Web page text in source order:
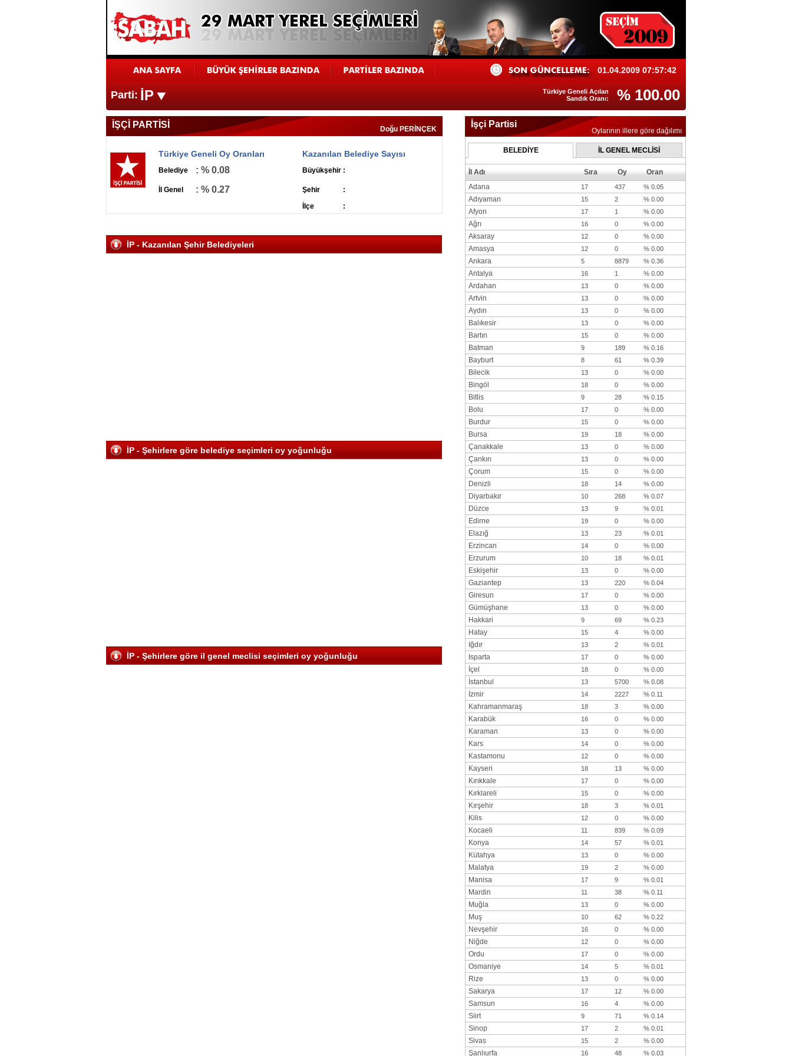
01.04.2009 07:57:42
Parti: İP
Türkiye Geneli Açılan
Sandık Oranı:
% 100.00
İŞÇİ PARTİSİ Doğu PERİNÇEK
Türkiye Geneli Oy Oranları Kazanılan Belediye Sayısı
Belediye : % 0.08 Büyükşehir :
İl Genel : % 0.27 Şehir
:
İlçe
:
İP - Kazanılan Şehir Belediyeleri
İP - Şehirlere göre belediye seçimleri oy yoğunluğu
İP - Şehirlere göre il genel meclisi seçimleri oy yoğunluğu
İşçi Partisi
Oylarının illere göre dağılımı
BELEDİYE İL GENEL MECLİSİ
İl Adı Sıra Oy
Oran
Adana
17 437 % 0.05
Adıyaman 15 2 % 0.00
Afyon 17 1 % 0.00
Ağrı 16 0 % 0.00
Aksaray 12 0 % 0.00
Amasya 12 0 % 0.00
Ankara 5 8879 % 0.36
Antalya 16 1 % 0.00
Ardahan 13 0 % 0.00
Artvin 13 0 % 0.00
Aydın 13 0 % 0.00
Balıkesir 13 0 % 0.00
Bartın 15 0 % 0.00
Batman 9 189 % 0.16
Bayburt 8 61 % 0.39
Bilecik 13 0 % 0.00
Bingöl 18 0 % 0.00
Bitlis 9 28 % 0.15
Bolu 17 0 % 0.00
Burdur 15 0 % 0.00
Bursa 19 18 % 0.00
Çanakkale 13 0 % 0.00
Çankırı 13 0 % 0.00
Çorum 15 0 % 0.00
Denizli 18 14 % 0.00
Diyarbakır 10 268 % 0.07
Düzce 13 9 % 0.01
Edirne 19 0 % 0.00
Elazığ 13 23 % 0.01
Erzincan 14 0 % 0.00
Erzurum 10 18 % 0.01
Eskişehir 13 0 % 0.00
Gaziantep 13 220 % 0.04
Giresun 17 0 % 0.00
Gümüşhane 13 0 % 0.00
Hakkari 9 69 % 0.23
Hatay 15 4 % 0.00
Iğdır 13 2 % 0.01
Isparta 17 0 % 0.00
İçel 18 0 % 0.00
İstanbul 13 5700 % 0.08
İzmir 14 2227 % 0.11
Kahramanmaraş 18 3 % 0.00
Karabük 16 0 % 0.00
Karaman 13 0 % 0.00
Kars 14 0 % 0.00
Kastamonu 12 0 % 0.00
Kayseri 18 13 % 0.00
Kırıkkale 17 0 % 0.00
Kırklareli 15 0 % 0.00
Kırşehir 18 3 % 0.01
Kilis 12 0 % 0.00
Kocaeli 11 839 % 0.09
Konya 14 57 % 0.01
Kütahya 13 0 % 0.00
Malatya 19 2 % 0.00
Manisa 17 9 % 0.01
Mardin 11 38 % 0.11
Muğla 13 0 % 0.00
Muş 10 62 % 0.22
Nevşehir 16 0 % 0.00
Niğde 12 0 % 0.00
Ordu 17 0 % 0.00
Osmaniye 14 5 % 0.01
Rize 13 0 % 0.00
Sakarya 17 12 % 0.00
Samsun 16 4 % 0.00
Siirt 9 71 % 0.14
Sinop 17 2 % 0.01
Sivas 15 2 % 0.00
Şanlıurfa 16 48 % 0.03